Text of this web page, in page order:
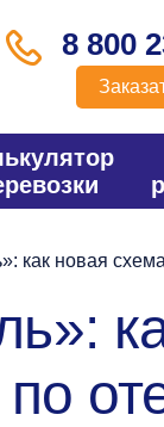
8 800
как новая